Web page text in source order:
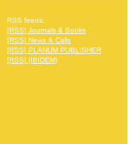
RSS feeds:
[RSS] Journals & Books
[RSS] News & Calls
[RSS] PLANUM PUBLISHER
[RSS] (IBIDEM)